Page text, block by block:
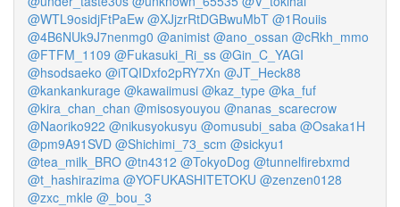
@WTL9osidjFtPaEw @XJjzrRtDGBwuMbT @1Rouiis
@4B6NUk9J7nenmg0 @animist @ano_ossan @cRkh_mmo
@FTFM_1109 @Fukasuki_Ri_ss @Gin_C_YAGI
@hsodsaeko @iTQIDxfo2pRY7Xn @JT_Heck88
@kankankurage @kawaiimusi @kaz_type @ka_fuf
@kira_chan_chan @misosyouyou @nanas_scarecrow
@Naoriko922 @nikusyokusyu @omusubi_saba @Osaka1H
@pm9A91SVD @Shichimi_73_scm @sickyu1
@tea_milk_BRO @tn4312 @TokyoDog @tunnelfirebxmd
@t_hashirazima @YOFUKASHITETOKU @zenzen0128
@zxc_mkle @_bou_3